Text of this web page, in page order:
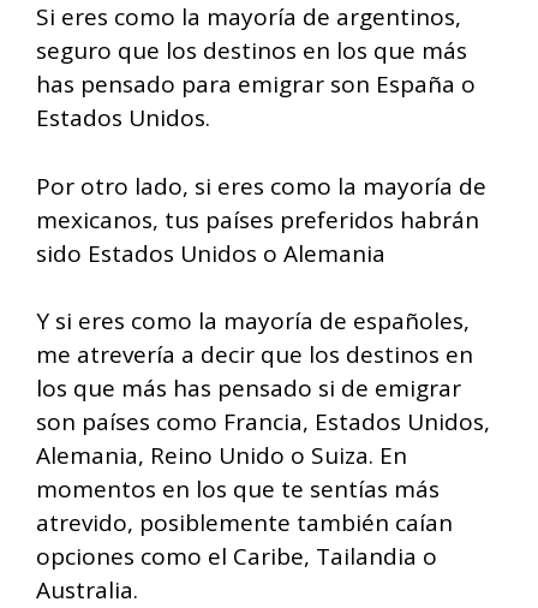
Si eres como la mayoría de argentinos,
seguro que los destinos en los que más
has pensado para emigrar son España o
Estados Unidos.
Por otro lado, si eres como la mayoría de
mexicanos, tus países preferidos habrán
sido Estados Unidos o Alemania
Y si eres como la mayoría de españoles,
me atrevería a decir que los destinos en
los que más has pensado si de emigrar
son países como Francia, Estados Unidos,
Alemania, Reino Unido o Suiza. En
momentos en los que te sentías más
atrevido, posiblemente también caían
opciones como el Caribe, Tailandia o
Australia.